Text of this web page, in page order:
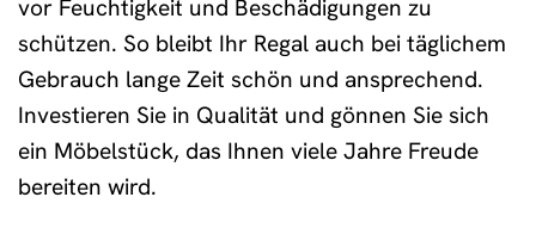
vor Feuchtigkeit und Beschädigungen zu
schützen. So bleibt Ihr Regal auch bei täglichem
Gebrauch lange Zeit schön und ansprechend.
Investieren Sie in Qualität und gönnen Sie sich
ein Möbelstück, das Ihnen viele Jahre Freude
bereiten wird.